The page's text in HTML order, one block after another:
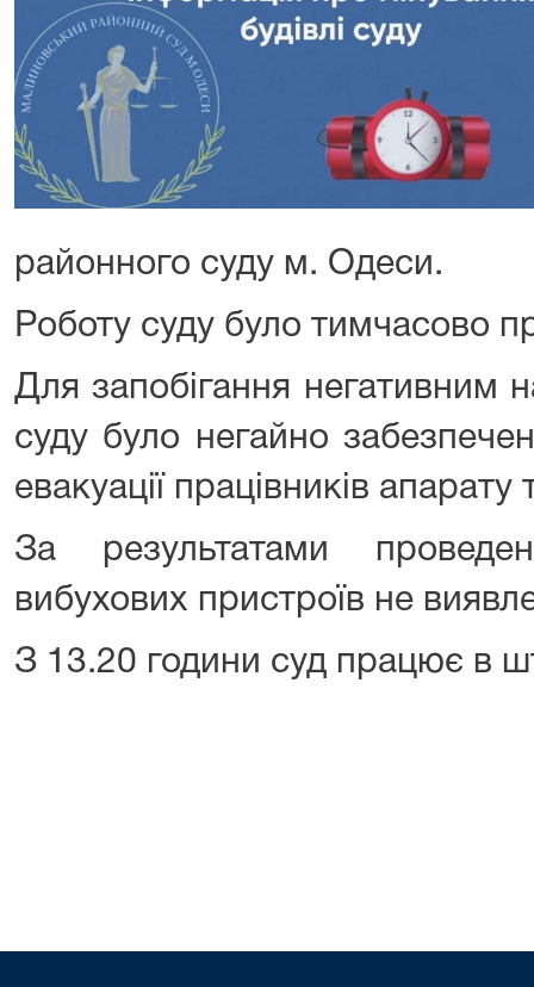
районного суду м. Одеси.
Роботу суду було тимчасово
Для запобігання негативним
суду було негайно
евакуації працівників апарату
За результатами
вибухових пристроїв не
З 13.20 години суд працює в